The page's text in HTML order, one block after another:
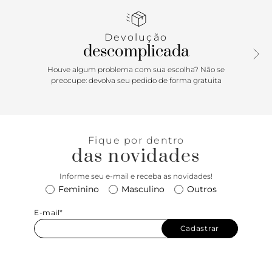
bege e inscrição do nome da marca.
Devolução
descomplicada
Houve algum problema com sua escolha? Não se
preocupe: devolva seu pedido de forma gratuita
Fique por dentro
das novidades
Informe seu e-mail e receba as novidades!
Feminino Masculino Outros
E-mail*
Cadastrar